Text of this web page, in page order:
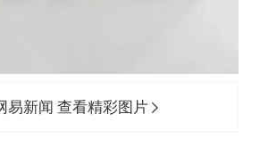
易新闻 查看精彩图片